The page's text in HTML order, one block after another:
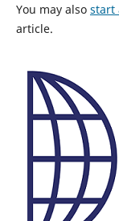
You may also start
article.